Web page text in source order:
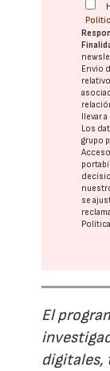
Envío
llevar
Los
grupo
se
El
digitales,